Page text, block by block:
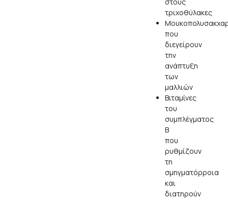
τριχοθύλακες
που
διεγείρουν
την
ανάπτυξη
των
μαλλιών
Βιταμίνες
του
συμπλέγματος
Β
που
ρυθμίζουν
τη
σμηγματόρροια
και
διατηρούν